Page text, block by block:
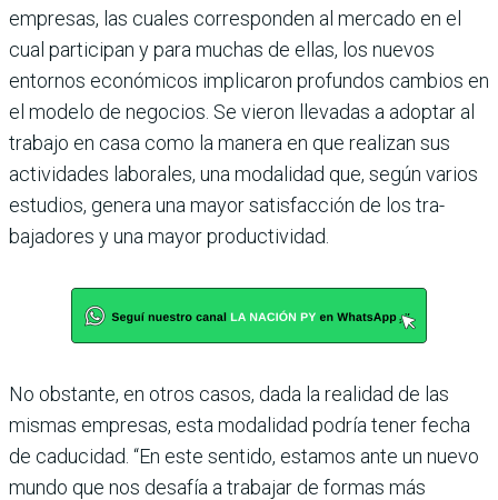
empresas, las cuales corres­ponden al mercado en el
cual participan y para muchas de ellas, los nuevos
entornos eco­nómicos implicaron profun­dos cambios en
el modelo de negocios. Se vieron llevadas a adoptar al
trabajo en casa como la manera en que rea­lizan sus
actividades labora­les, una modalidad que, según varios
estudios, genera una mayor satisfacción de los tra­
bajadores y una mayor pro­ductividad.
No obstante, en otros casos, dada la realidad de las
mis­mas empresas, esta moda­lidad podría tener fecha
de caducidad. “En este sentido, estamos ante un nuevo
mundo que nos desafía a trabajar de formas más